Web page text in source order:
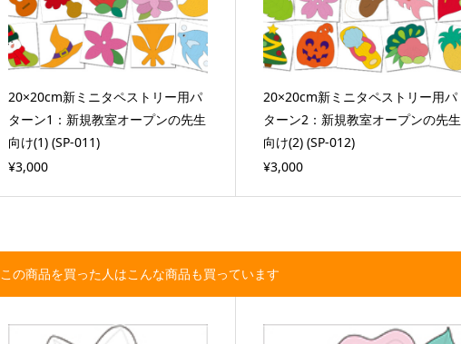
20×20cm新ミニタペストリー用パ
ターン1：新規教室オープンの先生
向け(1) (SP-011)
¥3,000
20×20cm新ミニタペストリー用パ
ターン2：新規教室オープンの先生
向け(2) (SP-012)
¥3,000
この商品を買った人はこんな商品も買っています